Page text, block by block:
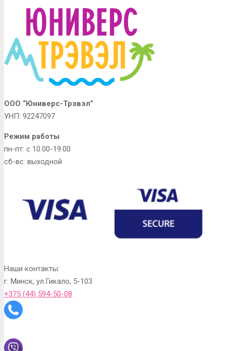
ООО “Юниверс-Трэвэл”
УНП: 92247097
Режим работы
пн-пт: с 10.00-19.00
сб-вс: выходной
Наши контакты:
г. Минск, ул.Гикало, 5-103
+375 (44) 594-50-08